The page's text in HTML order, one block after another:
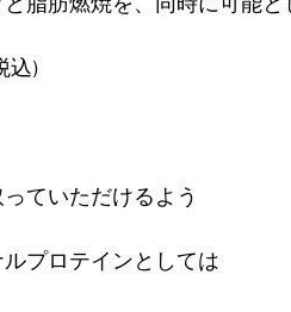
込)
ていただけるよう
プロテインとしては